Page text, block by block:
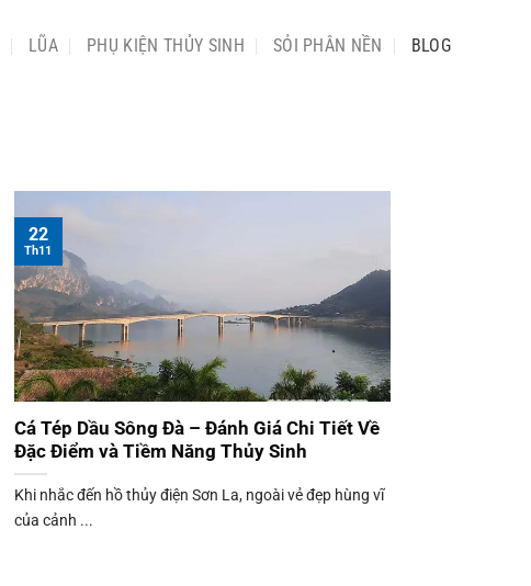
LŨA PHỤ KIỆN THỦY SINH SỎI PHÂN NỀN BLOG
Cá Tép Dầu Sông Đà – Đánh Giá Chi Tiết Về
Đặc Điểm và Tiềm Năng Thủy Sinh
Khi nhắc đến hồ thủy điện Sơn La, ngoài vẻ đẹp hùng vĩ
của cảnh ...
22
Th11